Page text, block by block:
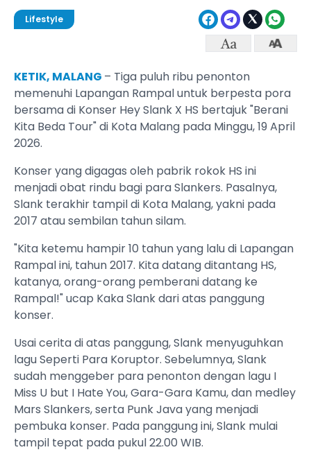
Lifestyle
KETIK, MALANG – Tiga puluh ribu penonton
memenuhi Lapangan Rampal untuk berpesta pora
bersama di Konser Hey Slank X HS bertajuk "Berani
Kita Beda Tour" di Kota Malang pada Minggu, 19 April
2026.
Konser yang digagas oleh pabrik rokok HS ini
menjadi obat rindu bagi para Slankers. Pasalnya,
Slank terakhir tampil di Kota Malang, yakni pada
2017 atau sembilan tahun silam.
"Kita ketemu hampir 10 tahun yang lalu di Lapangan
Rampal ini, tahun 2017. Kita datang ditantang HS,
katanya, orang-orang pemberani datang ke
Rampal!" ucap Kaka Slank dari atas panggung
konser.
Usai cerita di atas panggung, Slank menyuguhkan
lagu Seperti Para Koruptor. Sebelumnya, Slank
sudah menggeber para penonton dengan lagu I
Miss U but I Hate You, Gara-Gara Kamu, dan medley
Mars Slankers, serta Punk Java yang menjadi
pembuka konser. Pada panggung ini, Slank mulai
tampil tepat pada pukul 22.00 WIB.